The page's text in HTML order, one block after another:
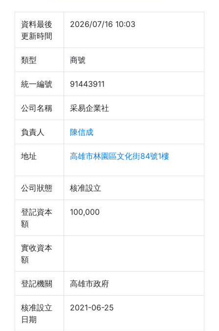
資料最後
更新時間
2026/07/16 10:03
類型 商號
統一編號 91443911
公司名稱 采易企業社
負責人 陳信成
地址 高雄市林園區文化街84號1樓
公司狀態 核准設立
登記資本
額
100,000
實收資本
額
登記機關 高雄市政府
核准設立
日期
2021-06-25